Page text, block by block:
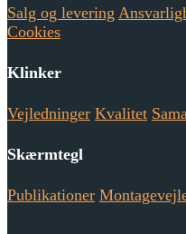
Salg og levering
Cookies
Klinker
Vejledninger Kvalitet
Skærmtegl
Publikationer